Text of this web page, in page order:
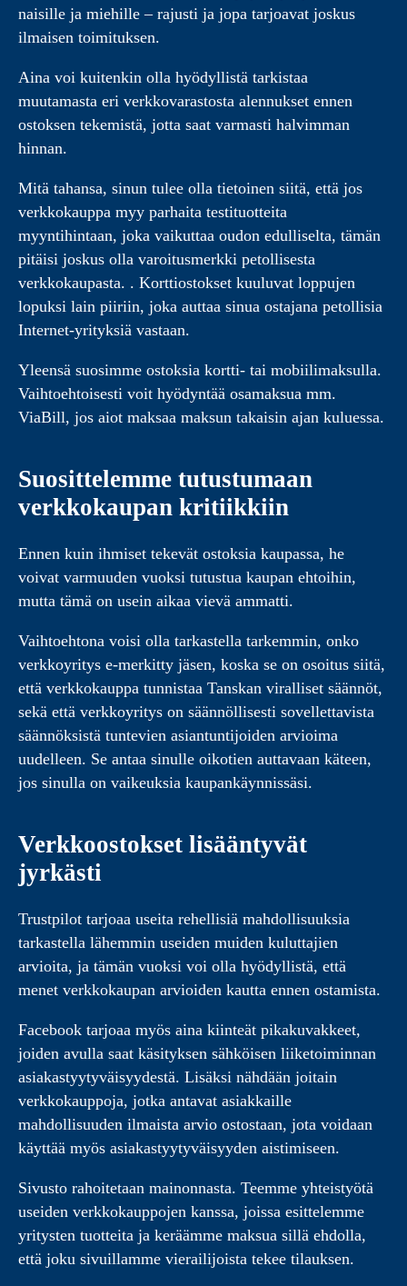
naisille ja miehille – rajusti ja jopa tarjoavat joskus
ilmaisen toimituksen.
Aina voi kuitenkin olla hyödyllistä tarkistaa
muutamasta eri verkkovarastosta alennukset ennen
ostoksen tekemistä, jotta saat varmasti halvimman
hinnan.
Mitä tahansa, sinun tulee olla tietoinen siitä, että jos
verkkokauppa myy parhaita testituotteita
myyntihintaan, joka vaikuttaa oudon edulliselta, tämän
pitäisi joskus olla varoitusmerkki petollisesta
verkkokaupasta. . Korttiostokset kuuluvat loppujen
lopuksi lain piiriin, joka auttaa sinua ostajana petollisia
Internet-yrityksiä vastaan.
Yleensä suosimme ostoksia kortti- tai mobiilimaksulla.
Vaihtoehtoisesti voit hyödyntää osamaksua mm.
ViaBill, jos aiot maksaa maksun takaisin ajan kuluessa.
Suosittelemme tutustumaan
verkkokaupan kritiikkiin
Ennen kuin ihmiset tekevät ostoksia kaupassa, he
voivat varmuuden vuoksi tutustua kaupan ehtoihin,
mutta tämä on usein aikaa vievä ammatti.
Vaihtoehtona voisi olla tarkastella tarkemmin, onko
verkkoyritys e-merkitty jäsen, koska se on osoitus siitä,
että verkkokauppa tunnistaa Tanskan viralliset säännöt,
sekä että verkkoyritys on säännöllisesti sovellettavista
säännöksistä tuntevien asiantuntijoiden arvioima
uudelleen. Se antaa sinulle oikotien auttavaan käteen,
jos sinulla on vaikeuksia kaupankäynnissäsi.
Verkkoostokset lisääntyvät
jyrkästi
Trustpilot tarjoaa useita rehellisiä mahdollisuuksia
tarkastella lähemmin useiden muiden kuluttajien
arvioita, ja tämän vuoksi voi olla hyödyllistä, että
menet verkkokaupan arvioiden kautta ennen ostamista.
Facebook tarjoaa myös aina kiinteät pikakuvakkeet,
joiden avulla saat käsityksen sähköisen liiketoiminnan
asiakastyytyväisyydestä. Lisäksi nähdään joitain
verkkokauppoja, jotka antavat asiakkaille
mahdollisuuden ilmaista arvio ostostaan, jota voidaan
käyttää myös asiakastyytyväisyyden aistimiseen.
Sivusto rahoitetaan mainonnasta. Teemme yhteistyötä
useiden verkkokauppojen kanssa, joissa esittelemme
yritysten tuotteita ja keräämme maksua sillä ehdolla,
että joku sivuillamme vierailijoista tekee tilauksen.